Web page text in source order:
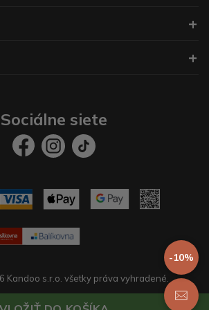
-10%
Sociálne siete
Kandoo s.r.o. všetky práva vyhradené.
prestaservis. eshopy na mieru